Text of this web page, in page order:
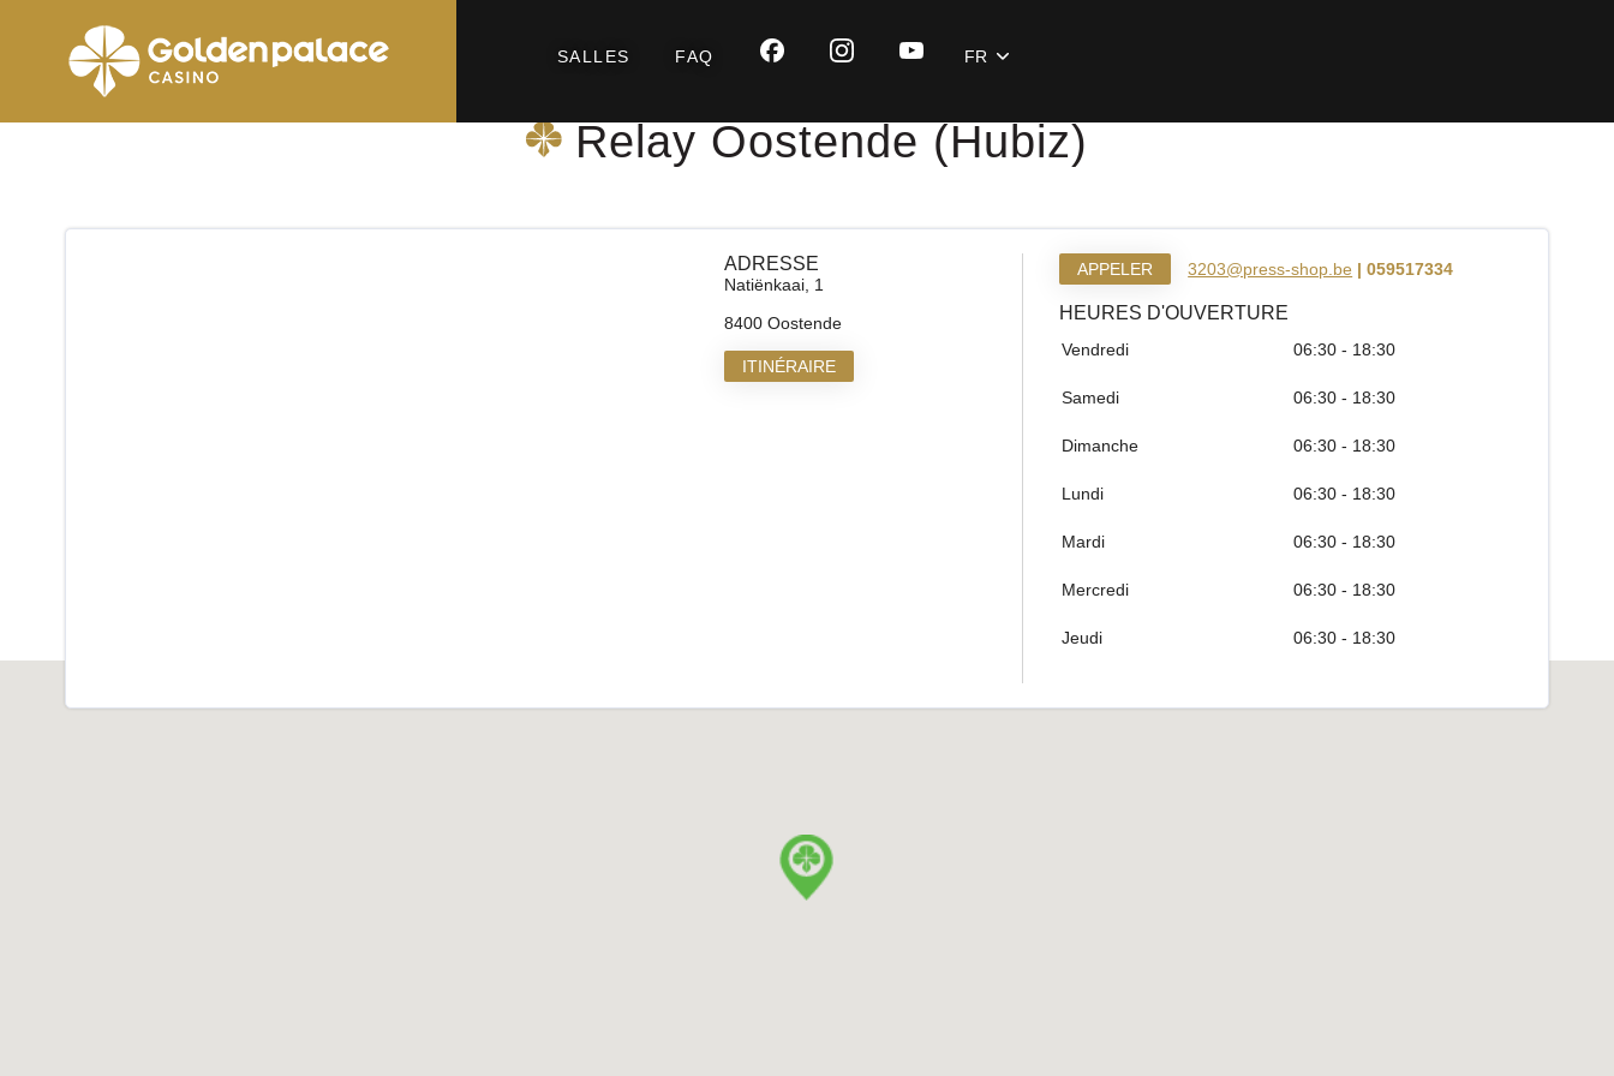
SALLES FAQ FR
page d'accueil Relay Oostende (Hubiz)
Relay Oostende (Hubiz)
ADRESSE
Natiënkaai, 1
8400 Oostende
ITINÉRAIRE
APPELER 3203@press-shop.be | 059517334
HEURES D'OUVERTURE
Vendredi 06:30 - 18:30
Samedi 06:30 - 18:30
Dimanche 06:30 - 18:30
Lundi 06:30 - 18:30
Mardi 06:30 - 18:30
Mercredi 06:30 - 18:30
Jeudi 06:30 - 18:30